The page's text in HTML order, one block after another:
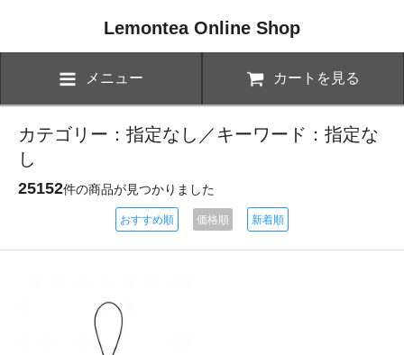
Lemontea Online Shop
メニュー カートを見る
カテゴリー：指定なし／キーワード：指定な
し
25152件の商品が見つかりました
おすすめ順 価格順 新着順